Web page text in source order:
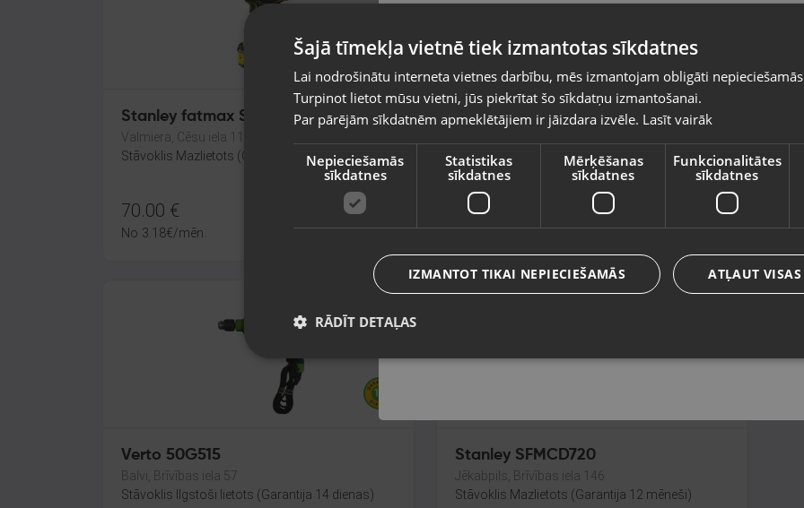
Stanley fatmax SFMCD720
Valmiera, Cēsu iela 11
Stāvoklis Mazlietots (Garantija 12 mēneši)
70.00 €
No 3.18€/mēn.
Makita DDF484
Stāvoklis Ilgstoši lietots (Garantija 14 dienas)
50.00
No 2.27€/mēn.
Verto 50G515
Balvi, Brīvības iela 57
Stāvoklis Ilgstoši lietots (Garantija 14 dienas)
Stanley SFMCD720
Jēkabpils, Brīvības iela 146
Stāvoklis Mazlietots (Garantija 12 mēneši)
valsti
Vietnes saturs būs attēlots izvēlētajā valodā
Valsts
Valoda
Latviešu / Latvian
Šajā tīmekļa vietnē tiek izmantotas sīkdatnes
Lai nodrošinātu interneta vietnes darbību, mēs izmantojam obligāti
Turpinot lietot mūsu vietni, jūs piekrītat šo sīkdatņu izmantošanai.
Par pārējām sīkdatnēm apmeklētājiem ir jāizdara izvēle. Lasīt vairāk
Nepieciešamās
sīkdatnes
Statistikas
sīkdatnes
Mērķēšanas
sīkdatnes
Funkcionalitātes
sīkdatnes
ATĻAUT
IZMANTOT TIKAI NEPIECIEŠAMĀS
RĀDĪT DETAĻAS